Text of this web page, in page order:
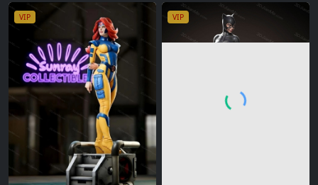
VIP VIP